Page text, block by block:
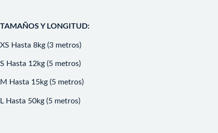
TAMAÑOS Y LONGITUD:
XS Hasta 8kg (3 metros)
S Hasta 12kg (5 metros)
M Hasta 15kg (5 metros)
L Hasta 50kg (5 metros)